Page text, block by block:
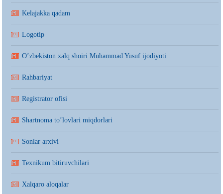
Kelajakka qadam
Logotip
O’zbekiston xalq shoiri Muhammad Yusuf ijodiyoti
Rahbariyat
Registrator ofisi
Shartnoma to’lovlari miqdorlari
Sonlar arxivi
Texnikum bitiruvchilari
Xalqaro aloqalar